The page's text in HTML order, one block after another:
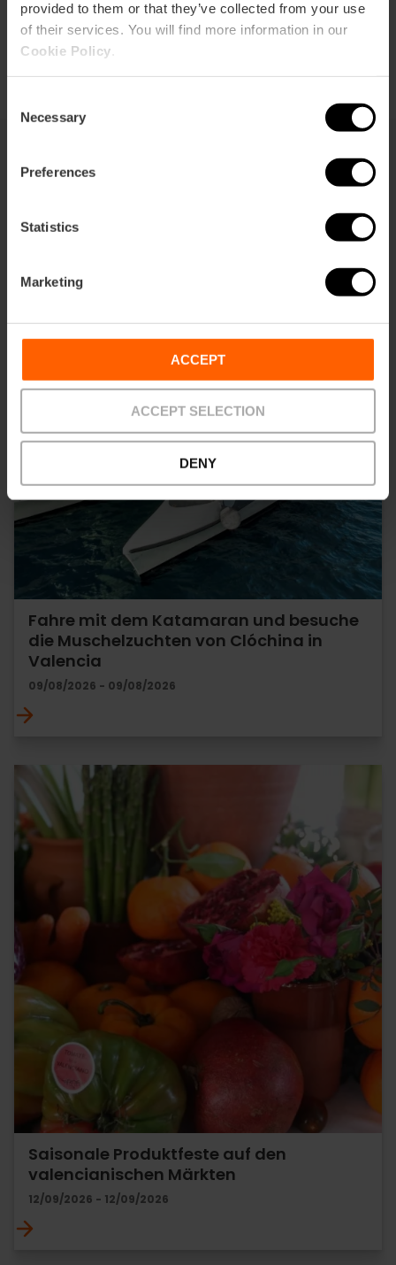
provided to them or that they’ve collected from your use
of their services. You will find more information in our
Cookie Policy
Selection
Necessary
Preferences
Statistics
Marketing
ACCEPT
ACCEPT SELECTION
DENY
Sie können auch interessiert sein
Fahre mit dem Katamaran und besuche
die Muschelzuchten von Clóchina in
Valencia
09/08/2026 - 09/08/2026
Saisonale Produktfeste auf den
valencianischen Märkten
12/09/2026 - 12/09/2026